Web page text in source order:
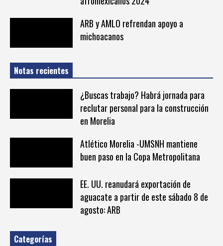
ARB y AMLO refrendan apoyo a
michoacanos
Notas recientes
¿Buscas trabajo? Habrá jornada para
reclutar personal para la construcción
en Morelia
Atlético Morelia -UMSNH mantiene
buen paso en la Copa Metropolitana
EE. UU. reanudará exportación de
aguacate a partir de este sábado 8 de
agosto: ARB
Categorías